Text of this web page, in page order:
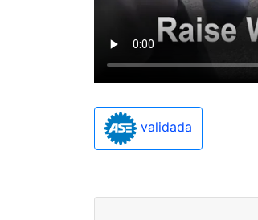
validada